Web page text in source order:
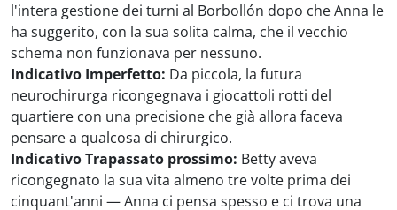
l'intera gestione dei turni al Borbollón dopo che Anna le
ha suggerito, con la sua solita calma, che il vecchio
schema non funzionava per nessuno.
Indicativo Imperfetto: Da piccola, la futura
neurochirurga ricongegnava i giocattoli rotti del
quartiere con una precisione che già allora faceva
pensare a qualcosa di chirurgico.
Indicativo Trapassato prossimo: Betty aveva
ricongegnato la sua vita almeno tre volte prima dei
cinquant'anni — Anna ci pensa spesso e ci trova una